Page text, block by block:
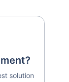
solution